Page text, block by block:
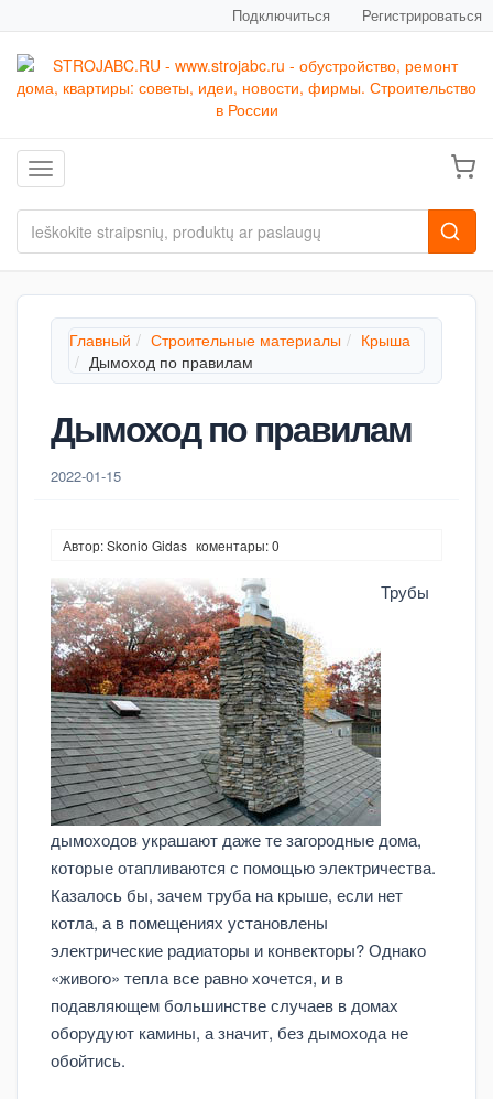
Подключиться Регистрироваться
Toggle navigation
Главный Строительные материалы
Крыша
Дымоход по правилам
Дымоход по правилам
2022-01-15
Автор: Skonio Gidas коментары: 0
Трубы
дымоходов украшают даже те загородные дома,
которые отапливаются с помощью электричества.
Казалось бы, зачем труба на крыше, если нет
котла, а в помещениях установлены
электрические радиаторы и конвекторы? Однако
«живого» тепла все равно хочется, и в
подавляющем большинстве случаев в домах
оборудуют камины, а значит, без дымохода не
обойтись.